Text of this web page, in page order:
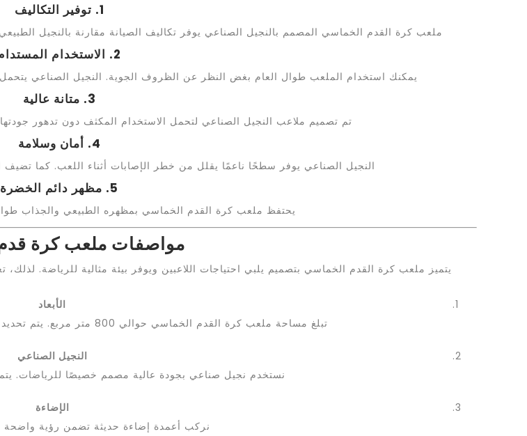
1. توفير التكاليف
ملعب كرة القدم الخماسي المصمم بالنجيل الصناعي يوفر تكاليف الصيانة مقارنة بالنجيل
2. الاستخدام المستدام
يمكنك استخدام الملعب طوال العام بغض النظر عن الظروف الجوية. النجيل الصناعي يتحمل
3. متانة عالية
تم تصميم ملاعب النجيل الصناعي لتحمل الاستخدام المكثف دون تدهور جودتها.
4. أمان وسلامة
النجيل الصناعي يوفر سطحًا ناعمًا يقلل من خطر الإصابات أثناء اللعب. كما تضيف
5. مظهر دائم الخضرة
يحتفظ ملعب كرة القدم الخماسي بمظهره الطبيعي والجذاب
مواصفات ملعب كرة
يتميز ملعب كرة القدم الخماسي بتصميم يلبي احتياجات اللاعبين ويوفر بيئة مثالية للرياضة.
الأبعاد
تبلغ مساحة ملعب كرة القدم الخماسي حوالي 800 متر مربع. يتم تحديد الأبعاد وفقًا لمعايير الفيفا لضمان تناسق الملعب.
النجيل الصناعي
نستخدم نجيل صناعي بجودة عالية مصمم خصيصًا للرياضات.
الإضاءة
نركب أعمدة إضاءة حديثة تضمن رؤية واضحة